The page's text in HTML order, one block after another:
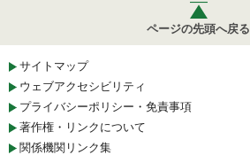
ページの先頭へ戻る
サイトマップ
ウェブアクセシビリティ
プライバシーポリシー・免責事項
著作権・リンクについて
関係機関リンク集